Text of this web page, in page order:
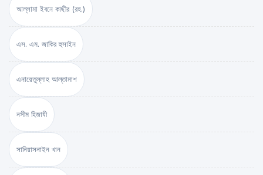
আল্লামা ইবনে কাছীর (রহ.)
এস. এম. জাকির হুসাইন
এনায়েতুল্লাহ আল্‌তামাশ
নসীম হিজাযী
সানিয়াসনাইন খান